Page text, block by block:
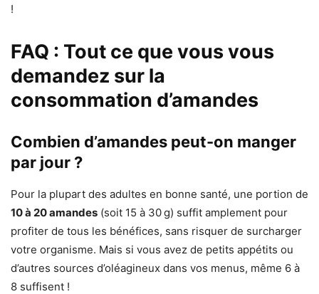
!
FAQ : Tout ce que vous vous
demandez sur la
consommation d’amandes
Combien d’amandes peut-on manger
par jour ?
Pour la plupart des adultes en bonne santé, une portion de
10 à 20 amandes (soit 15 à 30 g) suffit amplement pour
profiter de tous les bénéfices, sans risquer de surcharger
votre organisme. Mais si vous avez de petits appétits ou
d’autres sources d’oléagineux dans vos menus, même 6 à
8 suffisent !